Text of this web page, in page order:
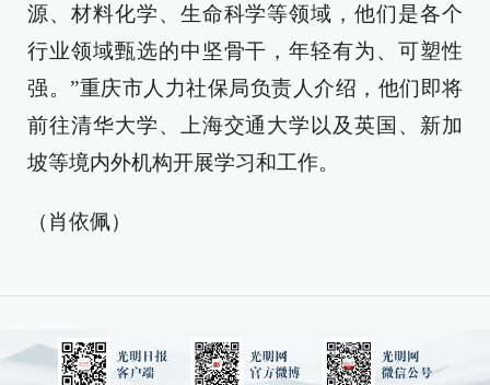
源、材料化学、生命科学等领域，他们是各个
行业领域甄选的中坚骨干，年轻有为、可塑性
强。”重庆市人力社保局负责人介绍，他们即将
前往清华大学、上海交通大学以及英国、新加
坡等境内外机构开展学习和工作。
（肖依佩）